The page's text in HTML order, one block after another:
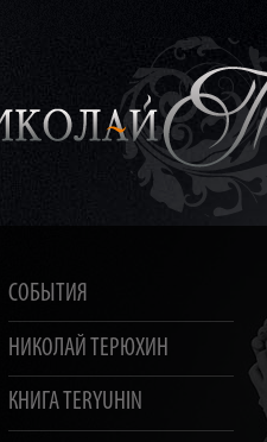
СОБЫТИЯ
НИКОЛАЙ ТЕРЮХИН
КНИГА TERYUHIN